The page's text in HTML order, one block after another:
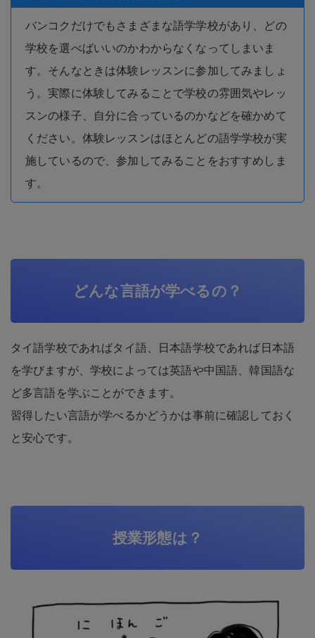
バンコクだけでもさまざまな語学学校があり、どの
学校を選べばいいのかわからなくなってしまいま
す。そんなときは体験レッスンに参加してみましょ
う。実際に体験してみることで学校の雰囲気やレッ
スンの様子、自分に合っているのかなどを確かめて
ください。体験レッスンはほとんどの語学学校が実
施しているので、参加してみることをおすすめしま
す。
どんな言語が学べるの？
タイ語学校であればタイ語、日本語学校であれば日本語
を学びますが、学校によっては英語や中国語、韓国語な
ど多言語を学ぶことができます。
習得したい言語が学べるかどうかは事前に確認しておく
と安心です。
授業形態は？